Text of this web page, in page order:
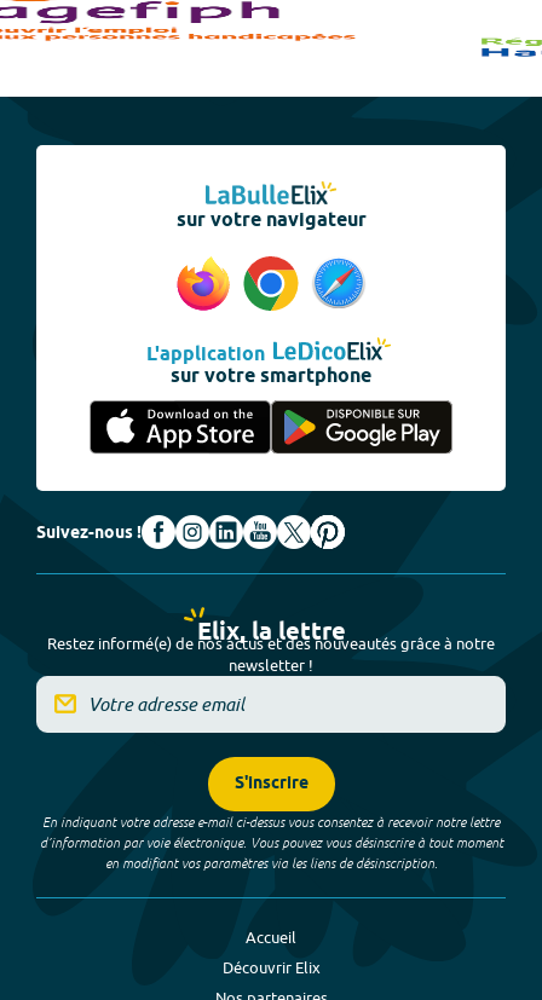
sur votre navigateur
L'application
sur votre smartphone
Suivez-nous !
Elix, la lettre
Restez informé(e) de nos actus et des nouveautés grâce à notre
newsletter !
S'inscrire
En indiquant votre adresse e-mail ci-dessus vous consentez à recevoir notre lettre
d’information par voie électronique. Vous pouvez vous désinscrire à tout moment
en modifiant vos paramètres via les liens de désinscription.
Accueil
Découvrir Elix